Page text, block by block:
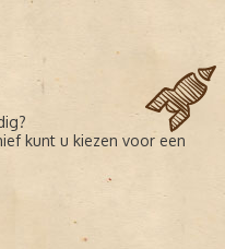
kunt u kiezen voor een